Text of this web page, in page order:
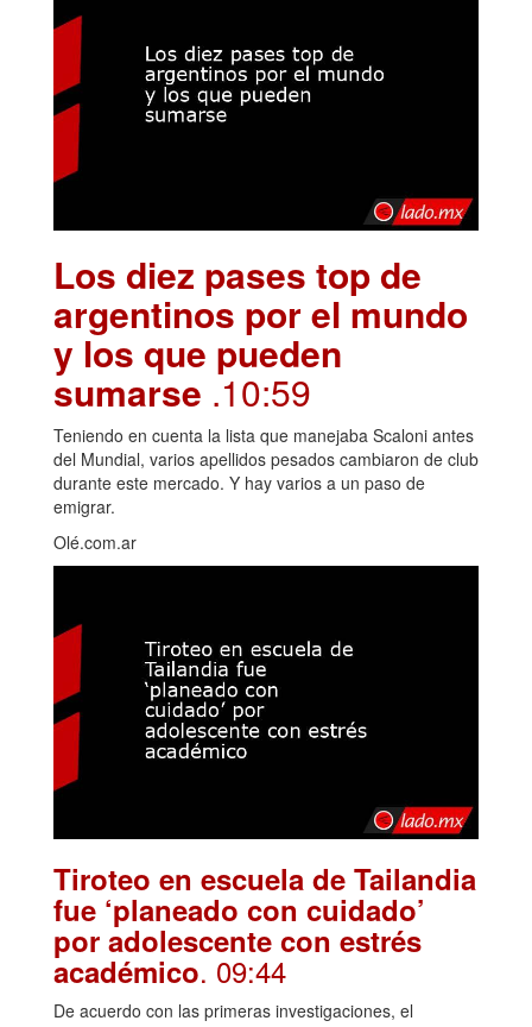
Los diez pases top de
argentinos por el mundo
y los que pueden
sumarse .10:59
Teniendo en cuenta la lista que manejaba Scaloni antes
del Mundial, varios apellidos pesados cambiaron de club
durante este mercado. Y hay varios a un paso de
emigrar.
Olé.com.ar
Tiroteo en escuela de Tailandia
fue ‘planeado con cuidado’
por adolescente con estrés
académico. 09:44
De acuerdo con las primeras investigaciones, el